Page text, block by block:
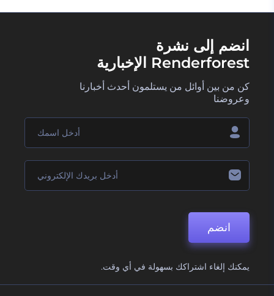
انضم إلى نشرة
Renderforest الإخبارية
كن من بين أوائل من يستلمون أحدث أخبارنا
وعروضنا
انضم
يمكنك إلغاء اشتراكك بسهولة في أي وقت.